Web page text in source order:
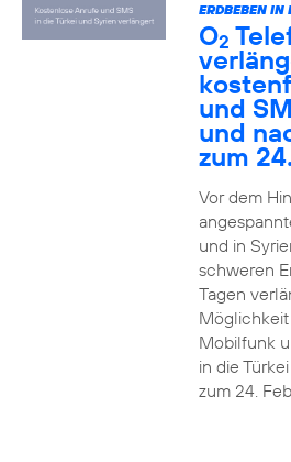
ERDBEBEN IN
O2
und
und
zum
Vor dem
und in
schweren
Tagen
Mobilfunk
in die
zum 24.